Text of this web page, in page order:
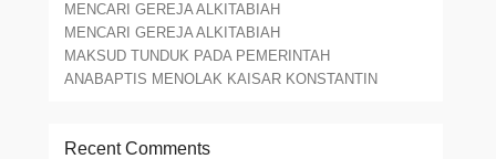
MENCARI GEREJA ALKITABIAH
MENCARI GEREJA ALKITABIAH
MAKSUD TUNDUK PADA PEMERINTAH
ANABAPTIS MENOLAK KAISAR KONSTANTIN
Recent Comments